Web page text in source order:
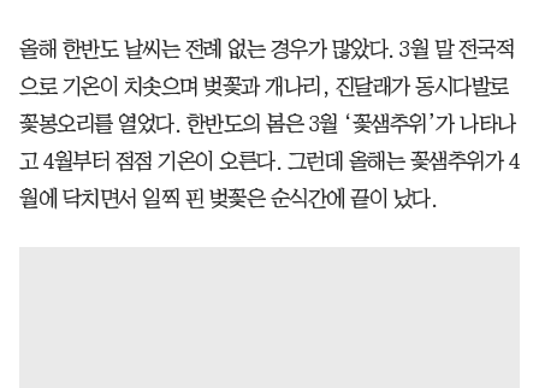
올해 한반도 날씨는 전례 없는 경우가 많았다. 3월 말 전국적
으로 기온이 치솟으며 벚꽃과 개나리, 진달래가 동시다발로
꽃봉오리를 열었다. 한반도의 봄은 3월 ‘꽃샘추위’가 나타나
고 4월부터 점점 기온이 오른다. 그런데 올해는 꽃샘추위가 4
월에 닥치면서 일찍 핀 벚꽃은 순식간에 끝이 났다.